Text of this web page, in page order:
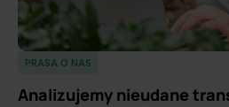
PRASA O NAS
Analizujemy nieudane